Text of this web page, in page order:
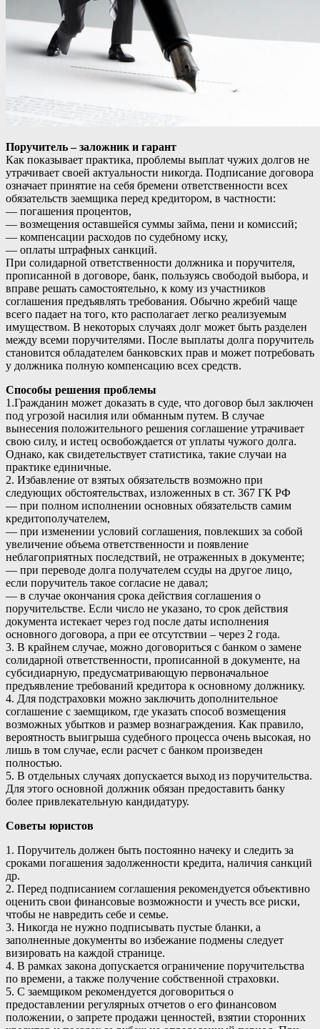
Поручитель – заложник и гарант
Как показывает практика, проблемы выплат чужих долгов не
утрачивает своей актуальности никогда. Подписание договора
означает принятие на себя бремени ответственности всех
обязательств заемщика перед кредитором, в частности:
— погашения процентов,
— возмещения оставшейся суммы займа, пени и комиссий;
— компенсации расходов по судебному иску,
— оплаты штрафных санкций.
При солидарной ответственности должника и поручителя,
прописанной в договоре, банк, пользуясь свободой выбора, и
вправе решать самостоятельно, к кому из участников
соглашения предъявлять требования. Обычно жребий чаще
всего падает на того, кто располагает легко реализуемым
имуществом. В некоторых случаях долг может быть разделен
между всеми поручителями. После выплаты долга поручитель
становится обладателем банковских прав и может потребовать
у должника полную компенсацию всех средств.
Способы решения проблемы
1.Гражданин может доказать в суде, что договор был заключен
под угрозой насилия или обманным путем. В случае
вынесения положительного решения соглашение утрачивает
свою силу, и истец освобождается от уплаты чужого долга.
Однако, как свидетельствует статистика, такие случаи на
практике единичные.
2. Избавление от взятых обязательств возможно при
следующих обстоятельствах, изложенных в ст. 367 ГК РФ
— при полном исполнении основных обязательств самим
кредитополучателем,
— при изменении условий соглашения, повлекших за собой
увеличение объема ответственности и появление
неблагоприятных последствий, не отраженных в документе;
— при переводе долга получателем ссуды на другое лицо,
если поручитель такое согласие не давал;
— в случае окончания срока действия соглашения о
поручительстве. Если число не указано, то срок действия
документа истекает через год после даты исполнения
основного договора, а при ее отсутствии – через 2 года.
3. В крайнем случае, можно договориться с банком о замене
солидарной ответственности, прописанной в документе, на
субсидиарную, предусматривающую первоначальное
предъявление требований кредитора к основному должнику.
4. Для подстраховки можно заключить дополнительное
соглашение с заемщиком, где указать способ возмещения
возможных убытков и размер вознаграждения. Как правило,
вероятность выигрыша судебного процесса очень высокая, но
лишь в том случае, если расчет с банком произведен
полностью.
5. В отдельных случаях допускается выход из поручительства.
Для этого основной должник обязан предоставить банку
более привлекательную кандидатуру.
Советы юристов
1. Поручитель должен быть постоянно начеку и следить за
сроками погашения задолженности кредита, наличия санкций
др.
2. Перед подписанием соглашения рекомендуется объективно
оценить свои финансовые возможности и учесть все риски,
чтобы не навредить себе и семье.
3. Никогда не нужно подписывать пустые бланки, а
заполненные документы во избежание подмены следует
визировать на каждой странице.
4. В рамках закона допускается ограничение поручительства
по времени, а также получение собственной страховки.
5. С заемщиком рекомендуется договориться о
предоставлении регулярных отчетов о его финансовом
положении, о запрете продажи ценностей, взятии сторонних